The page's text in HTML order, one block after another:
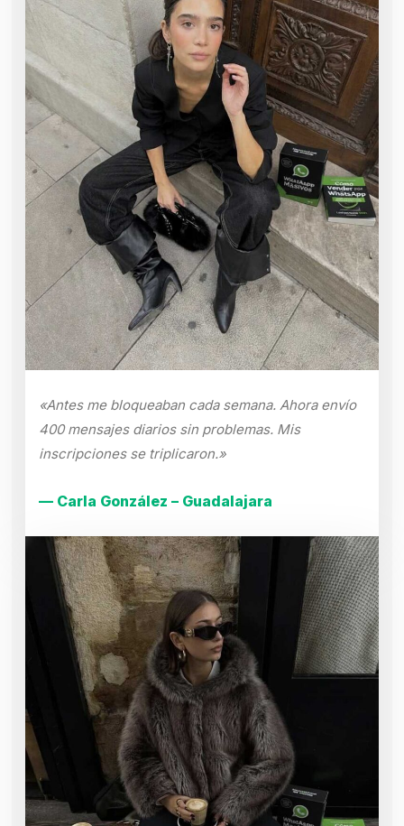
«Antes me bloqueaban cada semana. Ahora envío
400 mensajes diarios sin problemas. Mis
inscripciones se triplicaron.»
— Carla González – Guadalajara